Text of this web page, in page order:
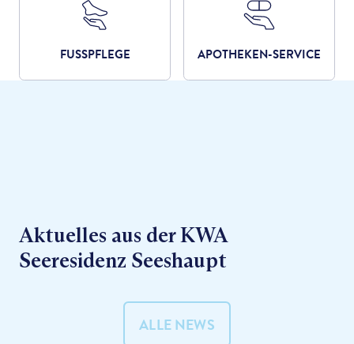
FUSSPFLEGE APOTHEKEN-SERVICE
Aktuelles aus der KWA
Seeresidenz Seeshaupt
ALLE NEWS